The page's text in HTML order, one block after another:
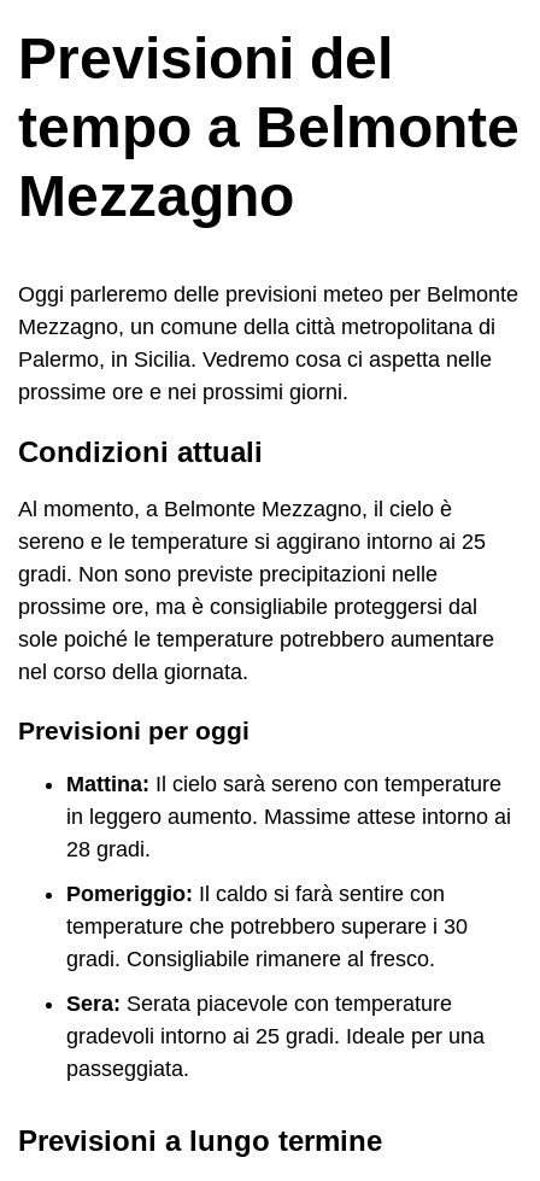
Previsioni del
tempo a Belmonte
Mezzagno
Oggi parleremo delle previsioni meteo per Belmonte
Mezzagno, un comune della città metropolitana di
Palermo, in Sicilia. Vedremo cosa ci aspetta nelle
prossime ore e nei prossimi giorni.
Condizioni attuali
Al momento, a Belmonte Mezzagno, il cielo è
sereno e le temperature si aggirano intorno ai 25
gradi. Non sono previste precipitazioni nelle
prossime ore, ma è consigliabile proteggersi dal
sole poiché le temperature potrebbero aumentare
nel corso della giornata.
Previsioni per oggi
Mattina: Il cielo sarà sereno con temperature
in leggero aumento. Massime attese intorno ai
28 gradi.
Pomeriggio: Il caldo si farà sentire con
temperature che potrebbero superare i 30
gradi. Consigliabile rimanere al fresco.
Sera: Serata piacevole con temperature
gradevoli intorno ai 25 gradi. Ideale per una
passeggiata.
Previsioni a lungo termine